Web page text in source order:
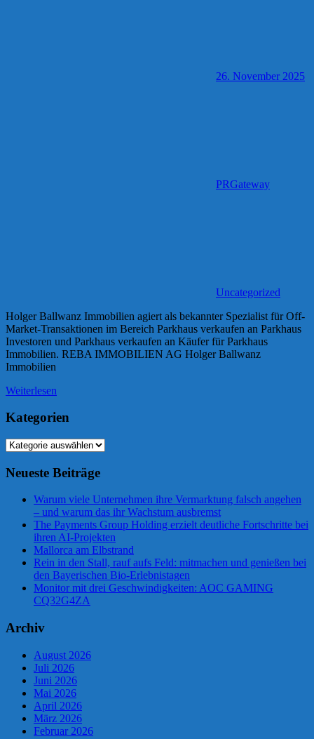
26. November 2025
PRGateway
Uncategorized
Holger Ballwanz Immobilien agiert als bekannter Spezialist für Off-
Market-Transaktionen im Bereich Parkhaus verkaufen an Parkhaus
Investoren und Parkhaus verkaufen an Käufer für Parkhaus
Immobilien. REBA IMMOBILIEN AG Holger Ballwanz
Immobilien
Weiterlesen
Kategorien
Kategorien
Neueste Beiträge
Warum viele Unternehmen ihre Vermarktung falsch angehen
– und warum das ihr Wachstum ausbremst
The Payments Group Holding erzielt deutliche Fortschritte bei
ihren AI-Projekten
Mallorca am Elbstrand
Rein in den Stall, rauf aufs Feld: mitmachen und genießen bei
den Bayerischen Bio-Erlebnistagen
Monitor mit drei Geschwindigkeiten: AOC GAMING
CQ32G4ZA
Archiv
August 2026
Juli 2026
Juni 2026
Mai 2026
April 2026
März 2026
Februar 2026